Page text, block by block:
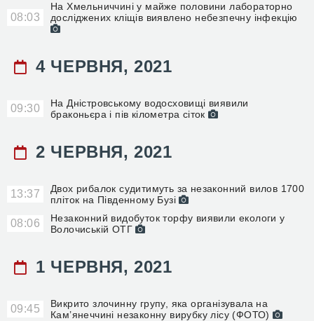
08:03
На Хмельниччині у майже половини лабораторно
досліджених кліщів виявлено небезпечну інфекцію
4 ЧЕРВНЯ, 2021
09:30
На Дністровському водосховищі виявили
браконьєра і пів кілометра сіток
2 ЧЕРВНЯ, 2021
13:37
Двох рибалок судитимуть за незаконний вилов 1700
пліток на Південному Бузі
08:06
Незаконний видобуток торфу виявили екологи у
Волочиській ОТГ
1 ЧЕРВНЯ, 2021
09:45
Викрито злочинну групу, яка організувала на
Кам’янеччині незаконну вирубку лісу (ФОТО)